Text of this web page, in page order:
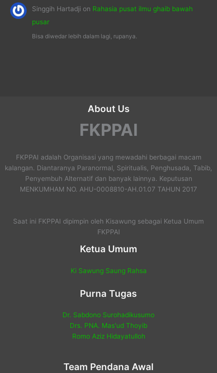
Singgih Hartadjion Rahasia pusat ilmu ghaib bawah
pusar
Bisa diwedar lebih dalam lagi, rupanya.
About Us
FKPPAI
FKPPAI adalah Organisasi yang mewadahi berbagai macam
kalangan. Diantaranya Paranormal, Spiritualis, Penghusada, Tabib,
Penyembuh Alternatif dan banyak lainnya. Keputusan
MENKUMHAM NO. AHU-0008810-AH.01.07 TAHUN 2017
Saat ini FKPPAI dipimpin oleh Kisawung sebagai Ketua Umum
FKPPAI
Ketua Umum
Ki Sawung Saung Rahsa
Purna Tugas
Dr. Sabdono Surohadikusumo
Drs. PNA. Mas'ud Thoyib
Romo Aziz Hidayatulloh
Team Pendana Awal